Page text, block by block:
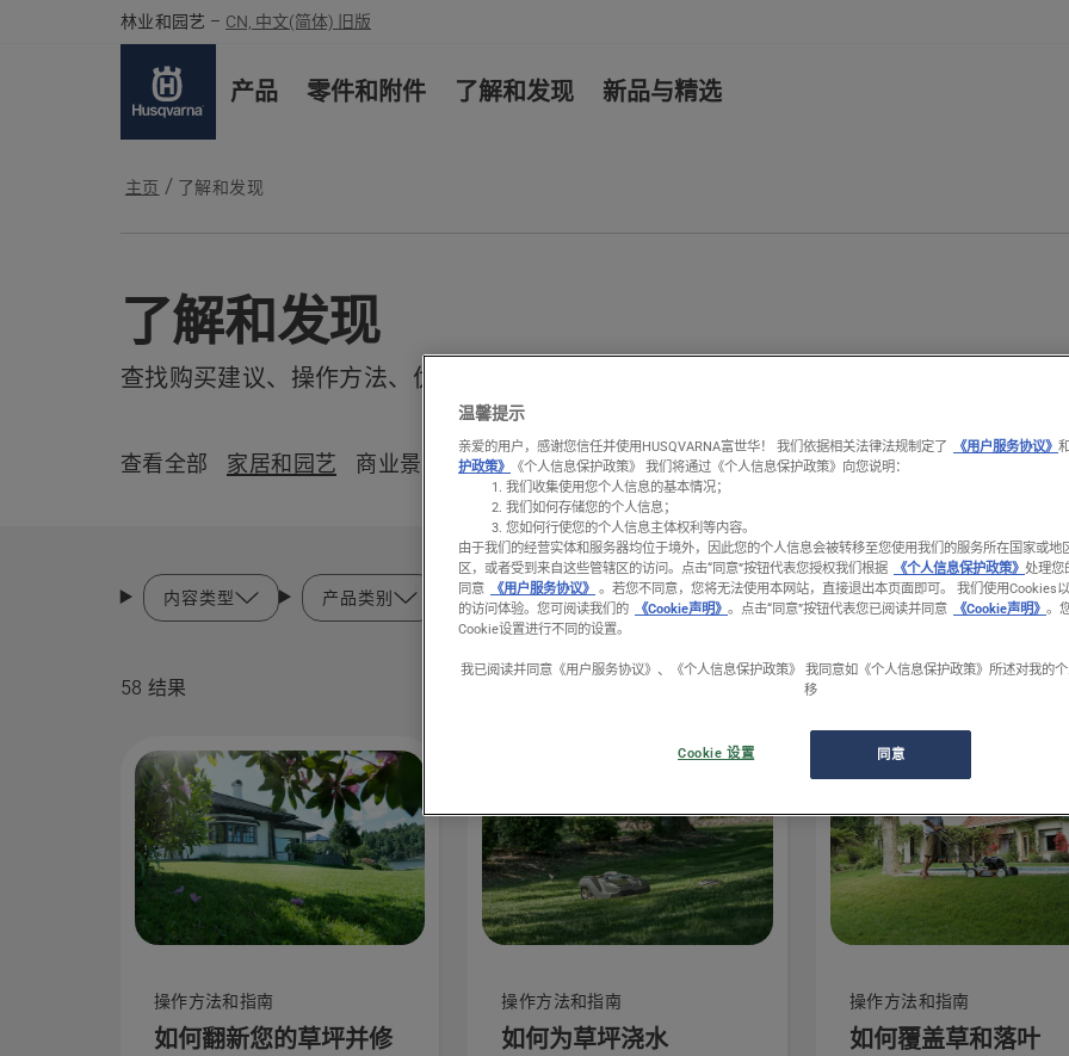
林业和园艺 – CN, 中文(简体) 旧版
产品 零件和附件 了解和发现 新品与精选
主页 了解和发现
了解和发现
查找购买建议、操作方法、优惠、灵感、感言等等。
查看全部 家居和园艺 商业景观工程 林业 专业树木养护
内容类型 产品类别
58 结果
操作方法和指南
如何翻新您的草坪并修
操作方法和指南
如何为草坪浇水
操作方法和指南
如何覆盖草和落叶
温馨提示
亲爱的用户，感谢您信任并使用HUSQVARNA富世华！ 我们依据相关法律法规制定了 《用户服务协议》
护政策》
《个人信息保护政策》 我们将通过《个人信息保护政策》向您说明：
我们收集使用您个人信息的基本情况；
我们如何存储您的个人信息；
您如何行使您的个人信息主体权利等内容。
由于我们的经营实体和服务器均位于境外，因此您的个人信息会被转移至您使用我们的服务所在国家或地
区，或者受到来自这些管辖区的访问。 点击“同意”按钮代表您授权我们根据 《个人信息保护政策》 处理您
同意
《用户服务协议》 。若您不同意，您将无法使用本网站，直接退出本页面即可。 我们使用Cookies
的访问体验。您可阅读我们的
《Cookie声明》 。点击“同意”按钮代表您已阅读并同意 《Cookie声明》 。
Cookie设置进行不同的设置。
我已阅读并同意《用户服务协议》、《个人信息保护政策》 我同意如《个人信息保护政策》所述对我的
移
同意
Cookie 设置